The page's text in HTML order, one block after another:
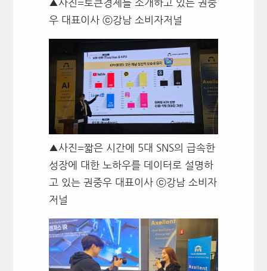
▲사진=토큰경제를 소개하고 있는 권중
우 대표이사 ⓒ강남 소비자저널
▲사진=짧은 시간에 5대 SNS의 급속한
성장에 대한 노하우를 데이터로 설명하
고 있는 권중우 대표이사 ⓒ강남 소비자
저널